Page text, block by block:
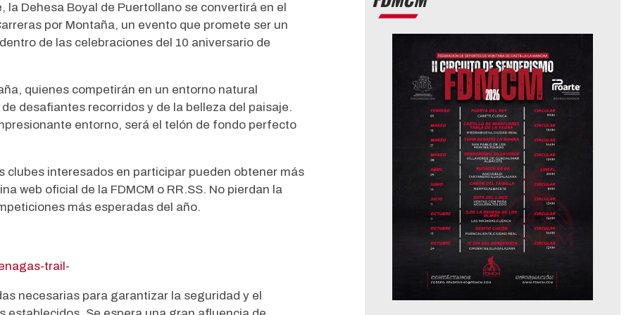
la Dehesa Boyal de Puertollano se convertirá en el
por Montaña, un evento que promete ser un
de las celebraciones del 10 aniversario de
quienes competirán en un entorno natural
desafiantes recorridos y de la belleza del paisaje.
entorno, será el telón de fondo perfecto
interesados en participar pueden obtener más
web oficial de la FDMCM o RR.SS. No pierdan la
más esperadas del año.
trail-
necesarias para garantizar la seguridad y el